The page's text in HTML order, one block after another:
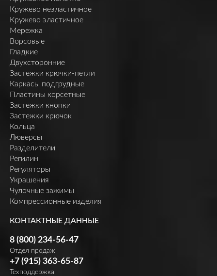
Кружево неэластичное
Кружево эластичное
Мережка
Ворсовые
Гладкие
Двухсторонние
Застежки крючки-петли
Каркасы подгрудные
Пластины корсетные
Застежки кнопки
Застежки крючок
Кольца
Люверсы
Разделители
Регилин
Регуляторы
Украшения
Чулочные зажимы
Компрессионные изделия
КОНТАКТНЫЕ ДАННЫЕ
8 (800) 234-56-47
Отдел продаж
+7 (915) 363-65-87
Техподдержка